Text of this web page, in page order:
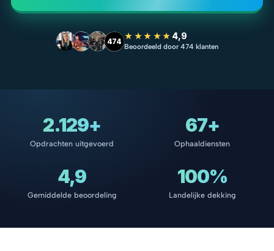
474 ★★★★★ 4,9
Beoordeeld door 474 klanten
2.129+
Opdrachten uitgevoerd
67+
Ophaaldiensten
4,9
Gemiddelde beoordeling
100%
Landelijke dekking